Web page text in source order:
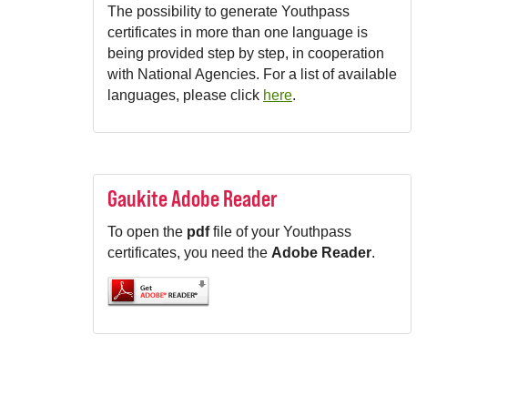
The possibility to generate Youthpass
certificates in more than one language is
being provided step by step, in cooperation
with National Agencies. For a list of available
languages, please click here.
Gaukite Adobe Reader
To open the pdffile of your Youthpass
certificates, you need the Adobe Reader.